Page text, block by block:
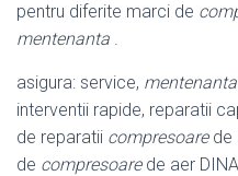
pentru diferite marci de
mentenanta .
asigura: service, mentenanta
interventii rapide, reparatii
de reparatii compresoarede
de compresoarede aer